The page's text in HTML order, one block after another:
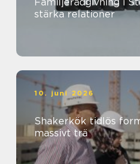
stärka relationer
10. juni 2026
Shakerkök tidlös form, funktion och
massivt trä